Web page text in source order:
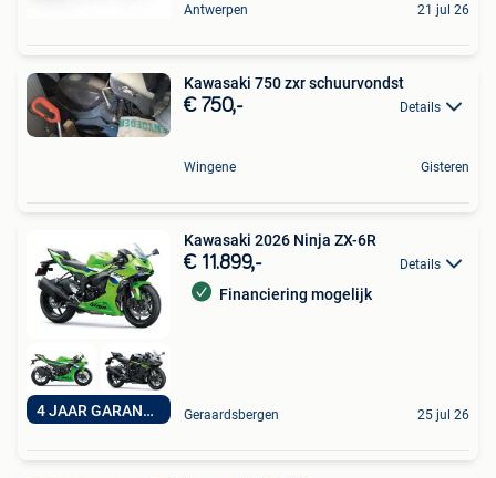
Antwerpen 21 jul 26
Kawasaki 750 zxr schuurvondst
€ 750,- Details
Wingene Gisteren
4 JAAR GARANTIE
Kawasaki 2026 Ninja ZX-6R
€ 11.899,- Details
Financiering mogelijk
Geraardsbergen 25 jul 26